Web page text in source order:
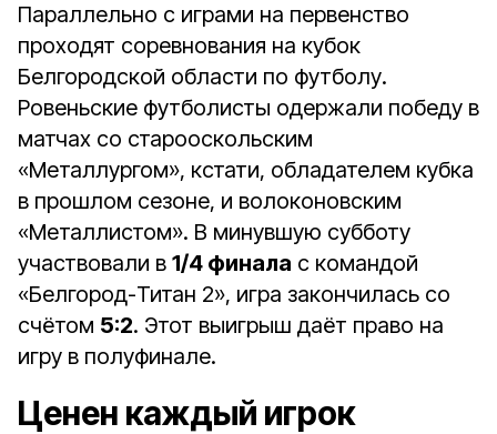
Параллельно с играми на первенство
проходят соревнования на кубок
Белгородской области по футболу.
Ровеньские футболисты одержали победу в
матчах со старооскольским
«Металлургом», кстати, обладателем кубка
в прошлом сезоне, и волоконовским
«Металлистом». В минувшую субботу
участвовали в 1/4 финала с командой
«Белгород-Титан 2», игра закончилась со
счётом 5:2. Этот выигрыш даёт право на
игру в полуфинале.
Ценен каждый игрок